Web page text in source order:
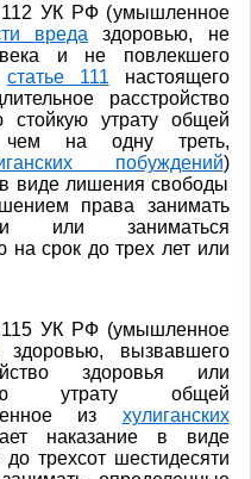
УК РФ (умышленное
вреда здоровью, не
и не повлекшего
статье 111 настоящего
расстройство
стойкую утрату общей
чем на одну треть,
побуждений)
в виде лишения свободы
права занимать
или заниматься
на срок до трех лет или
УК РФ (умышленное
здоровью, вызвавшего
здоровья или
утрату общей
из хулиганских
наказание в виде
трехсот шестидесяти